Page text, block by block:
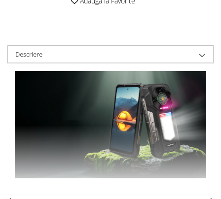
Lăzi Frigorifice
Coșuri de gunoi
CASA, GRADINA SI BRICOLAJ
Sigurante inteligente
Camere de supraveghere
Descriere